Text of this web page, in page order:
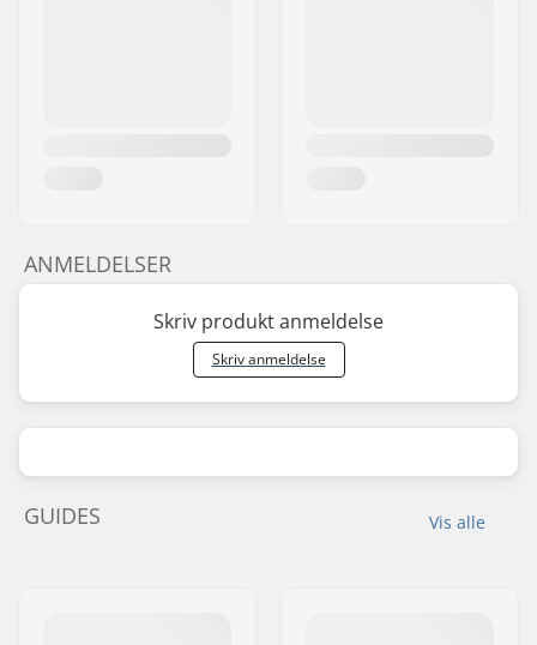
ANMELDELSER
Skriv produkt anmeldelse
Skriv anmeldelse
Vis alle
GUIDES